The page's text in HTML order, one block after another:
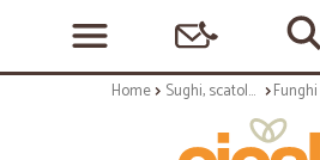
Home Sughi, scatolame e condimenti Funghi